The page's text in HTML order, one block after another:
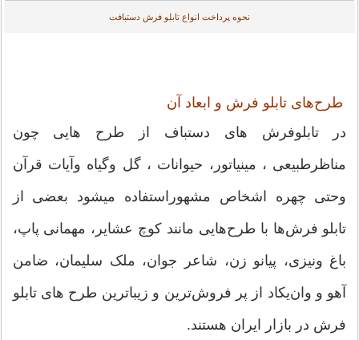
نحوه پرداخت انواع تابلو فرش دستبافت
طرح‌های تابلو فرش و ابعاد آن
در تابلوفرش های دستباف از طرح هایی چون
مناظرطبیعی ، مینیاتور، حیوانات ، گل وگیاه وآیات قرآن
وحتی چهره اشخاص مشهوراستفاده میشود بعضی از
تابلو فرش‌ها با طرح‌هایی مانند کوچ عشایر، مهمانی پاپ،
باغ ونیزی، پیانو زن، شاعر جوان، ملک سلیمان، ضامن
آهو و وان‌یکاد از پر فروش‌ترین و زیباترین طرح های تابلو
فرش‌ در بازار ایران هستند.